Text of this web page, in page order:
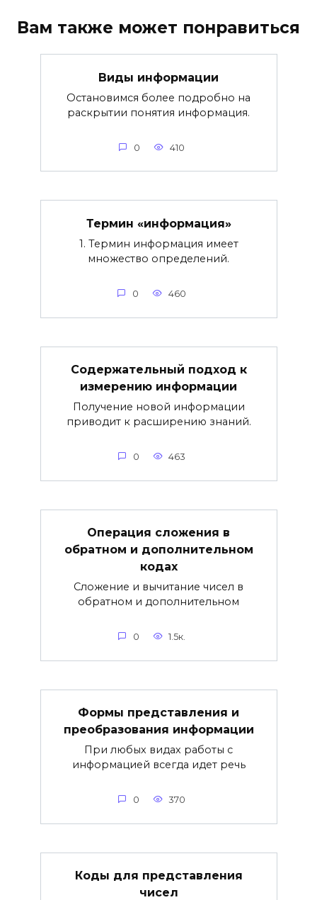
Вам также может понравиться
Виды информации
Остановимся более подробно на
раскрытии понятия информация.
0 410
Термин «информация»
1. Термин информация имеет
множество определений.
0 460
Содержательный подход к
измерению информации
Получение новой информации
приводит к расширению знаний.
0 463
Операция сложения в
обратном и дополнительном
кодах
Сложение и вычитание чисел в
обратном и дополнительном
0 1.5к.
Формы представления и
преобразования информации
При любых видах работы с
информацией всегда идет речь
0 370
Коды для представления
чисел